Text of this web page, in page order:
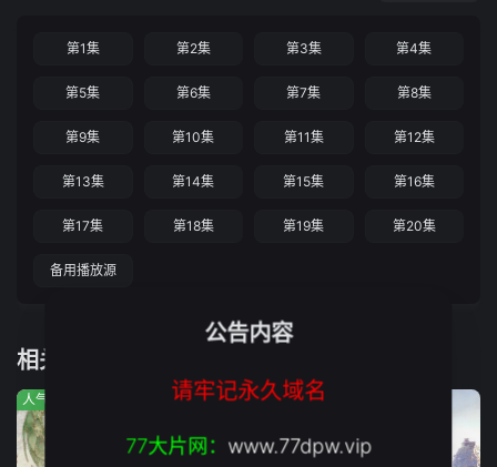
第1集 第2集 第3集 第4集
第5集 第6集 第7集 第8集
第9集 第10集 第11集 第12集
第13集 第14集 第15集 第16集
第17集 第18集 第19集 第20集
备用播放源
相关推荐
人气:1188 人气:6798
公告内容
请牢记永久域名
77大片网： www.77dpw.vip